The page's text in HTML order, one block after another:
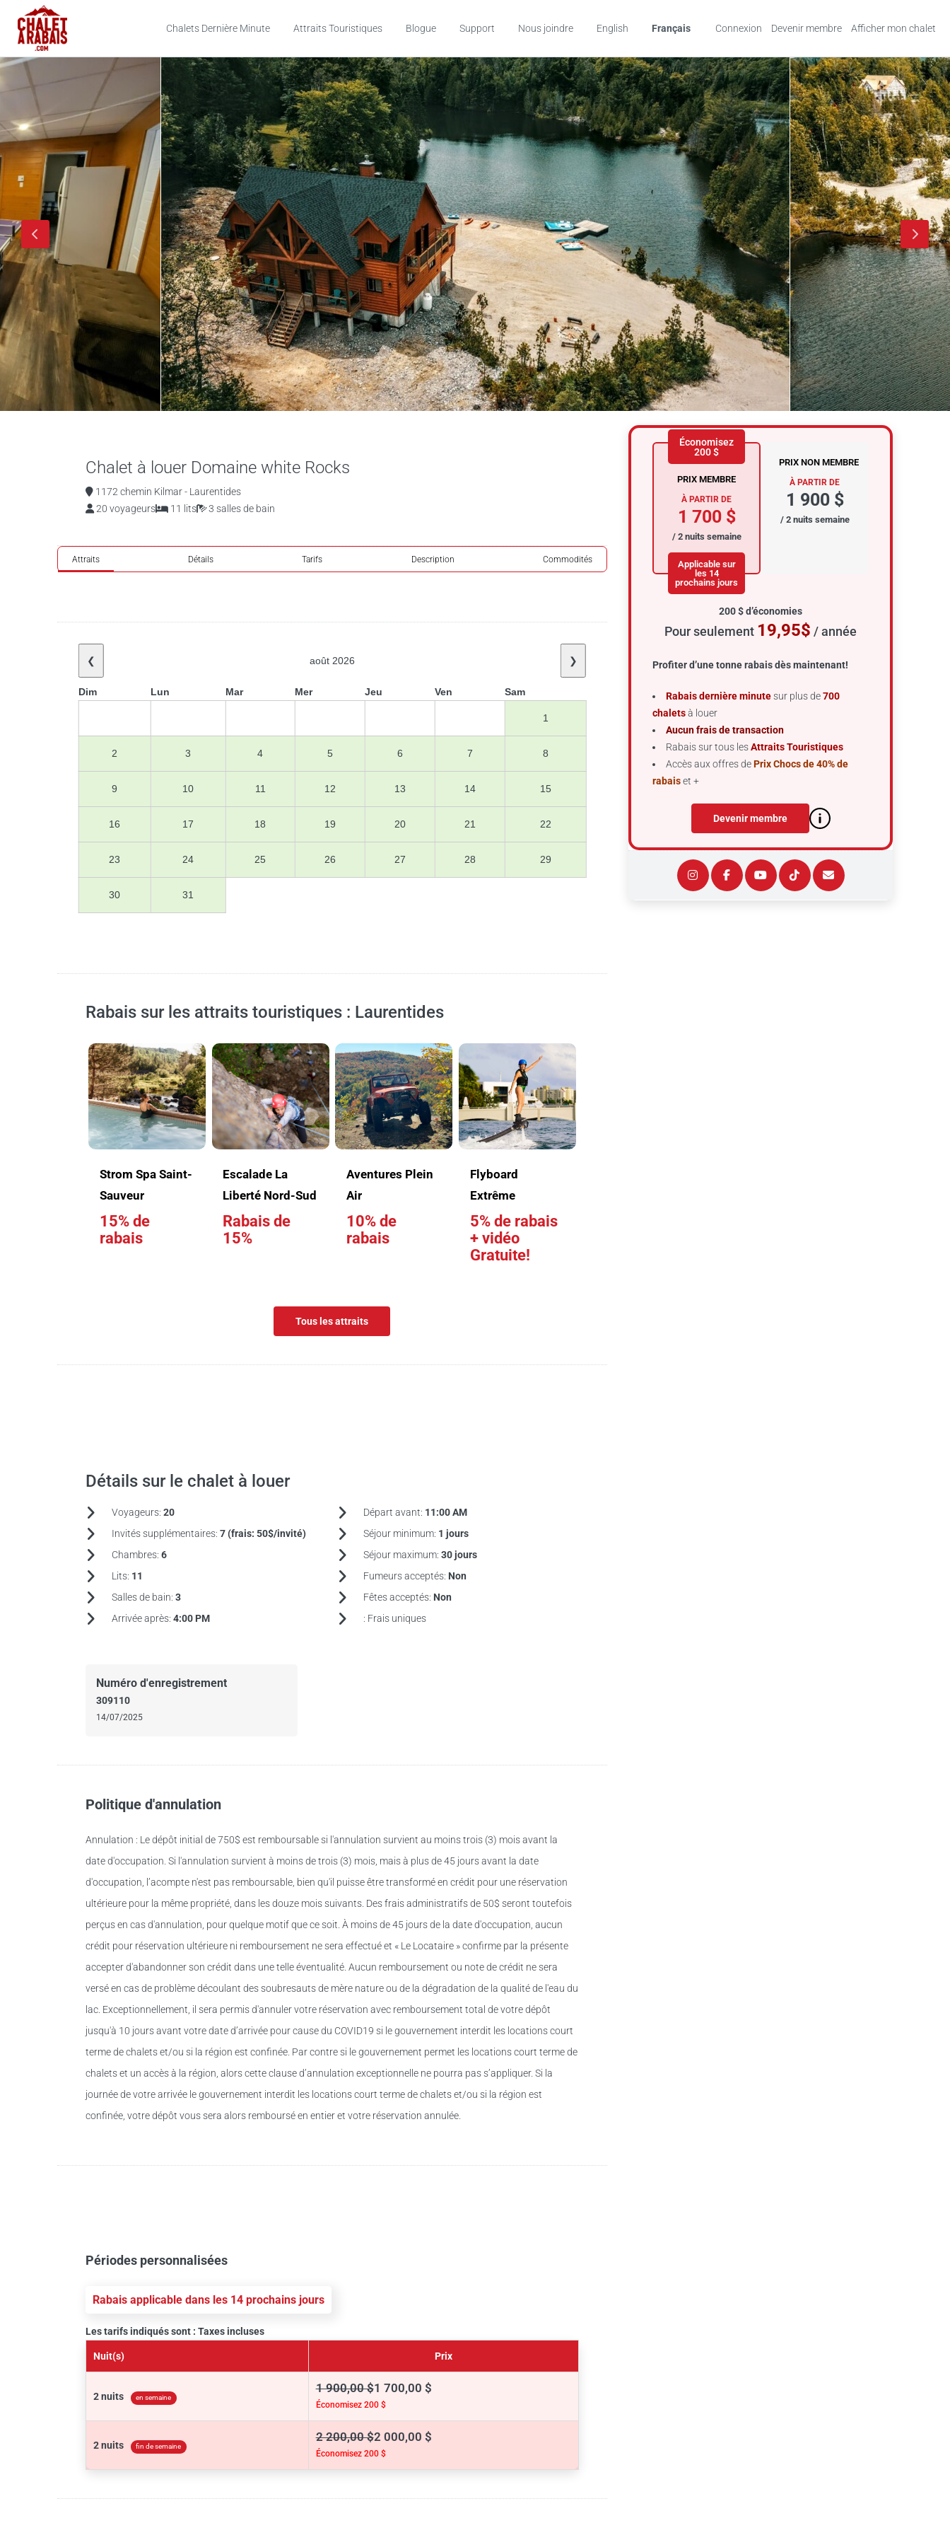
Chalets Dernière Minute Attraits Touristiques Blogue Support Nous joindre English Français Connexion Devenir membre Afficher mon chalet
Chalet à louer Domaine white Rocks
1172 chemin Kilmar - Laurentides
20 voyageurs
11 lits 3 salles de bain
Attraits Détails Tarifs Description Commodités
❮ août 2026 ❯
Dim Lun Mar Mer Jeu Ven Sam
1
2 3 4 5 6 7 8
9 10 11 12 13 14 15
16 17 18 19 20 21 22
23 24 25 26 27 28 29
30 31
Rabais sur les attraits touristiques : Laurentides
Strom Spa Saint-
Sauveur
15% de
rabais
Escalade La
Liberté Nord-Sud
Rabais de
15%
Aventures Plein
Air
10% de
rabais
Flyboard
Extrême
5% de rabais
+ vidéo
Gratuite!
Tous les attraits
Détails sur le chalet à louer
Voyageurs: 20
Invités supplémentaires: 7 (frais: 50$/invité)
Chambres: 6
Lits: 11
Salles de bain: 3
Arrivée après: 4:00 PM
Départ avant: 11:00 AM
Séjour minimum: 1 jours
Séjour maximum: 30 jours
Fumeurs acceptés: Non
Fêtes acceptés: Non
: Frais uniques
Numéro d'enregistrement
309110
14/07/2025
Politique d'annulation
Annulation : Le dépôt initial de 750$ est remboursable si l'annulation survient au moins trois (3) mois avant la
date d'occupation. Si l'annulation survient à moins de trois (3) mois, mais à plus de 45 jours avant la date
d'occupation, l’acompte n'est pas remboursable, bien qu'il puisse être transformé en crédit pour une réservation
ultérieure pour la même propriété, dans les douze mois suivants. Des frais administratifs de 50$ seront toutefois
perçus en cas d'annulation, pour quelque motif que ce soit. À moins de 45 jours de la date d'occupation, aucun
crédit pour réservation ultérieure ni remboursement ne sera effectué et « Le Locataire » confirme par la présente
accepter d'abandonner son crédit dans une telle éventualité. Aucun remboursement ou note de crédit ne sera
versé en cas de problème découlant des soubresauts de mère nature ou de la dégradation de la qualité de l'eau du
lac. Exceptionnellement, il sera permis d'annuler votre réservation avec remboursement total de votre dépôt
jusqu'à 10 jours avant votre date d’arrivée pour cause du COVID19 si le gouvernement interdit les locations court
terme de chalets et/ou si la région est confinée. Par contre si le gouvernement permet les locations court terme de
chalets et un accès à la région, alors cette clause d’annulation exceptionnelle ne pourra pas s’appliquer. Si la
journée de votre arrivée le gouvernement interdit les locations court terme de chalets et/ou si la région est
confinée, votre dépôt vous sera alors remboursé en entier et votre réservation annulée.
Périodes personnalisées
Rabais applicable dans les 14 prochains jours
Les tarifs indiqués sont : Taxes incluses
Nuit(s) Prix
2 nuits en semaine
1 900,00 $1 700,00 $
Économisez 200 $
2 nuits fin de semaine
2 200,00 $2 000,00 $
Économisez 200 $
PRIX NON MEMBRE
À PARTIR DE
1 900 $
/ 2 nuits semaine
Économisez
200 $
PRIX MEMBRE
À PARTIR DE
1 700 $
/ 2 nuits semaine
Applicable sur
les 14
prochains jours
200 $ d’économies
Pour seulement 19,95$ / année
Profiter d’une tonne rabais dès maintenant!
Rabais dernière minutesur plus de700
chaletsà louer
Aucun frais de transaction
Rabais sur tous lesAttraits Touristiques
Accès aux offres dePrix Chocs de 40% de
rabaiset +
Devenir membre